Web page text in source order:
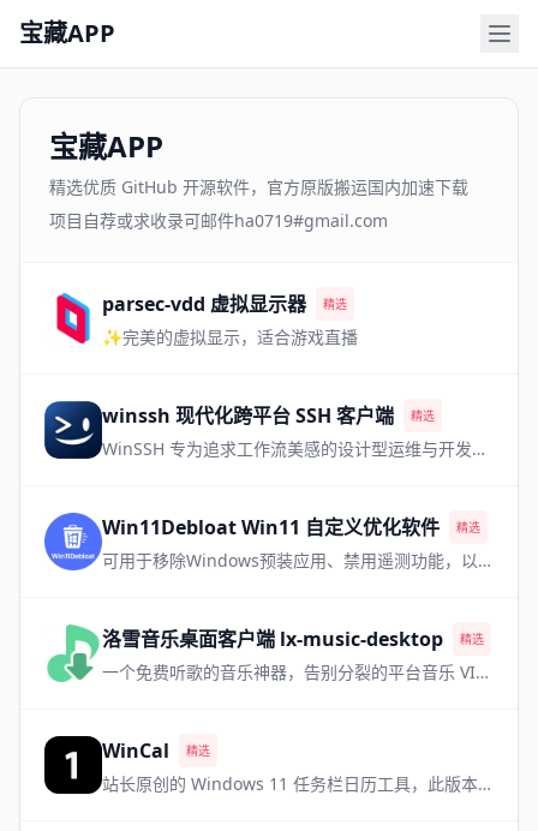
宝藏APP
宝藏APP
精选优质 GitHub 开源软件，官方原版搬运国内加速下载
项目自荐或求收录可邮件ha0719#gmail.com
parsec-vdd 虚拟显示器 精选
✨完美的虚拟显示，适合游戏直播
winssh 现代化跨平台 SSH 客户端 精选
WinSSH 专为追求工作流美感的设计型运维与开发极客打造。移植现代 IDE 体验，完美调度多路会话，让每一次登录都畅行无阻。
Win11Debloat Win11 自定义优化软件 精选
可用于移除Windows预装应用、禁用遥测功能，以及执行其他各种更改，从而简化和自定义您的 Windows 系统体验
洛雪音乐桌面客户端 lx-music-desktop 精选
一个免费听歌的音乐神器，告别分裂的平台音乐 VIP，需要自备音源
WinCal 精选
站长原创的 Windows 11 任务栏日历工具，此版本为小众软件升级支持国旗版本